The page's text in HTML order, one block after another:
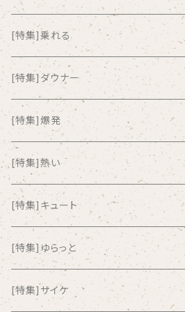
ALKASILKA
all about paradise
ALL ITEM 10 TIMES
Amia Calva
Amsterdamned
ANYO
And Summer Club
[特集]乗れる
[特集]ダウナー
[特集]爆発
[特集]熱い
[特集]キュート
[特集]ゆらっと
[特集]サイケ